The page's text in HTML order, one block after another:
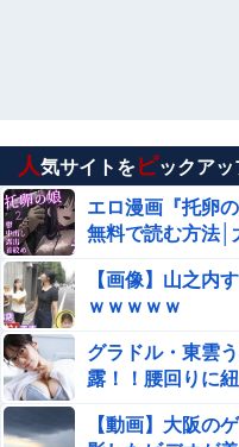
ってる
「自分にとってはプレ
某大手メーカーの横浜
なオフィスに特化して
韓国サッカー協会「現在
韓国人「一番重要なのは
だなｗｗｗ」「責任逃れ
【悲報】ショートスリー
い」などと誹謗中傷され
ひろゆき「コメント欄で
民、一言で片付けられて
人気サイトをピックアッ
エロ漫画『托卵
無料で読む方法│
【画像】山之内
ｗｗｗｗｗ
グラドル・東雲
露！！腰回りに
【動画】大阪の